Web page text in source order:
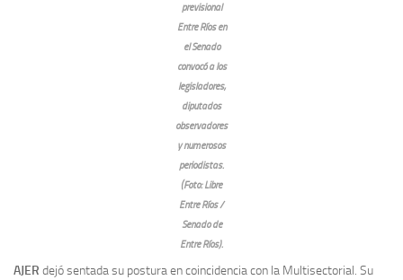
previsional
Entre Ríos en
el Senado
convocó a los
legisladores,
diputados
observadores
y numerosos
periodistas.
(Foto: Libre
Entre Ríos /
Senado de
Entre Ríos).
AJER dejó sentada su postura en coincidencia con la Multisectorial. Su